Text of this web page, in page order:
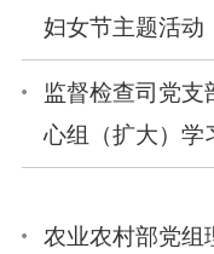
妇女节主题活动
监督检查司党支
心组（扩大）学
农业农村部党组